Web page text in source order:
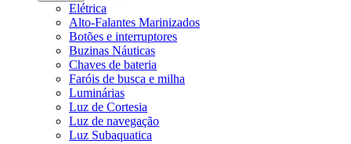
Elétrica
Alto-Falantes Marinizados
Botões e interruptores
Buzinas Náuticas
Chaves de bateria
Faróis de busca e milha
Luminárias
Luz de Cortesia
Luz de navegação
Luz Subaquatica